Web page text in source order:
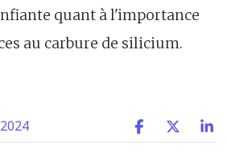
quant à l'importance
au carbure de silicium.